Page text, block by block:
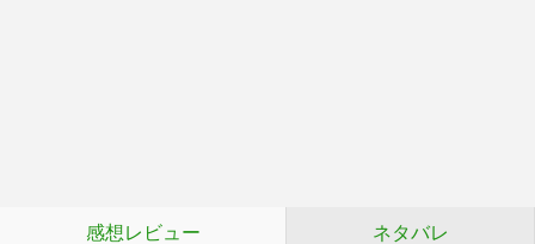
感想レビュー ネタバレ